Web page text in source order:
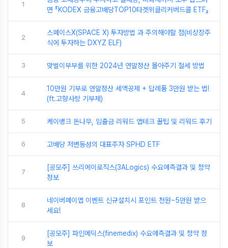
1
면 『KODEX 금융고배당TOP10타겟위클리커버드콜 ETF』
2
스페이스X(SPACE X) 투자방법 과 주의해야할 점(비상장주
식에 투자하는 DXYZ ELF)
3 맞벌이부부를 위한 2024년 연말정산 몰아주기 절세 방법
4
10만원 기부로 연말정산 세액공제 + 답례품 3만원 받는 법!
(ft.고향사랑 기부제)
5 케이뱅크 돈나무, 입출금 리워드 앱테크 꿀팁 및 리워드 후기
6 고배당 저변동성의 대표주자 SPHD ETF
7
[공모주] 쓰리에이로직스(3ALogics) 수요예측결과 및 청약
정보
8
네이버페이앱 이벤트 신규설치시 포인트 천원~5만원 받으
세요!
9
[공모주] 파인메딕스(finemedix) 수요예측결과 및 청약 정
보